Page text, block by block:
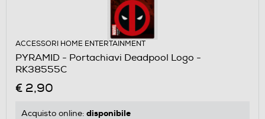
ACCESSORI HOME ENTERTAINMENT
PYRAMID - Portachiavi Deadpool Logo -
RK38555C
€ 2,90
Acquisto online: disponibile